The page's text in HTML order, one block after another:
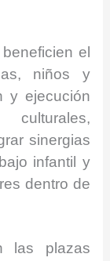
el
niños y
y ejecución
sinergias
infantil y
dentro de
las plazas